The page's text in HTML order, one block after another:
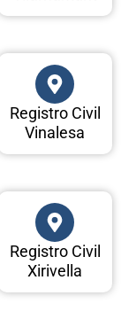
Registro Civil
Vinalesa
Registro Civil
Xirivella